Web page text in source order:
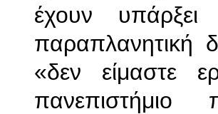
έχουν υπάρξει
παραπλανητική
«δεν είμαστε